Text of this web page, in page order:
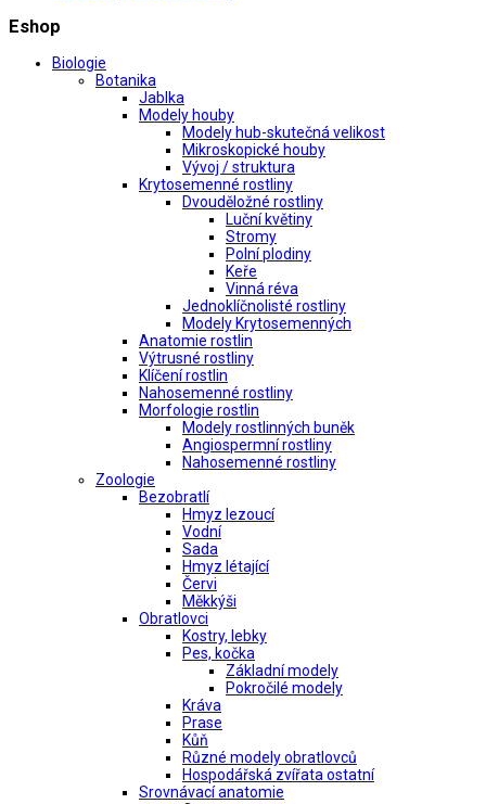
Eshop
Biologie
Botanika
Jablka
Modely houby
Modely hub-skutečná velikost
Mikroskopické houby
Vývoj / struktura
Krytosemenné rostliny
Dvouděložné rostliny
Luční květiny
Stromy
Polní plodiny
Keře
Vinná réva
Jednoklíčnolisté rostliny
Modely Krytosemenných
Anatomie rostlin
Výtrusné rostliny
Klíčení rostlin
Nahosemenné rostliny
Morfologie rostlin
Modely rostlinných buněk
Angiospermní rostliny
Nahosemenné rostliny
Zoologie
Bezobratlí
Hmyz lezoucí
Vodní
Sada
Hmyz létající
Červi
Měkkýši
Obratlovci
Kostry, lebky
Pes, kočka
Základní modely
Pokročilé modely
Kráva
Prase
Kůň
Různé modely obratlovců
Hospodářská zvířata ostatní
Srovnávací anatomie